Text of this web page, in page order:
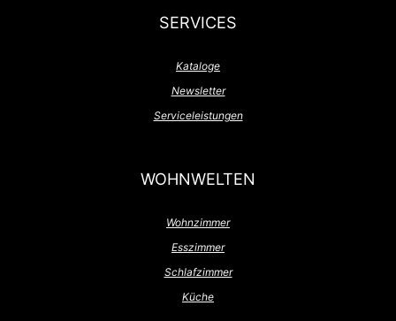
SERVICES
Kataloge
Newsletter
Serviceleistungen
WOHNWELTEN
Wohnzimmer
Esszimmer
Schlafzimmer
Küche